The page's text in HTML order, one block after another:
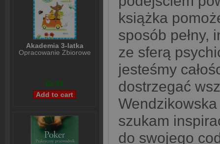
Akademia 3-latka
Opracowanie Zbiorowe
$2,99
książka
sposób pełny,
ze sferą
jesteśmy
dostrzegać
szukam
do swojego